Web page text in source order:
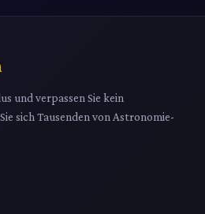
und verpassen Sie kein
sich Tausenden von Astronomie-